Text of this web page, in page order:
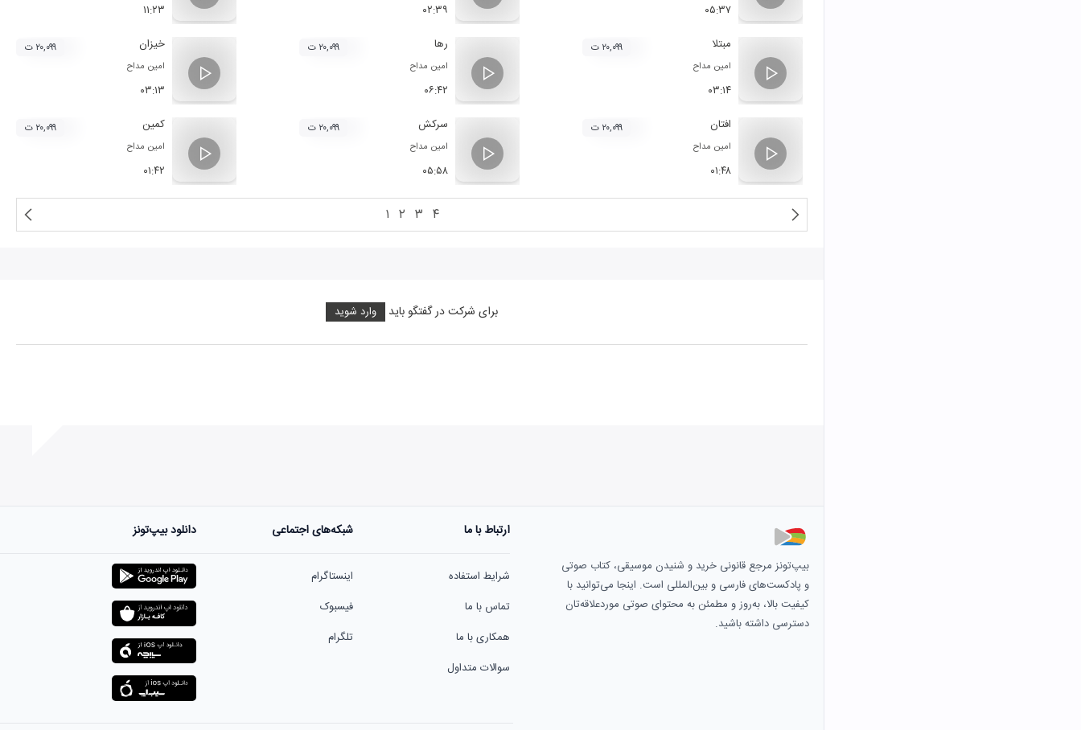
۰۵:۳۷ ۰۲:۳۹ ۱۱:۲۳
مبتلا
امین مداح
۰۳:۱۴
۲۰,۰۹۹ ت رها
امین مداح
۰۶:۴۲
۲۰,۰۹۹ ت خیزان
امین مداح
۰۳:۱۳
۲۰,۰۹۹ ت
افتان
امین مداح
۰۱:۴۸
۲۰,۰۹۹ ت سرکش
امین مداح
۰۵:۵۸
۲۰,۰۹۹ ت کمین
امین مداح
۰۱:۴۲
۲۰,۰۹۹ ت
۱ ۲ ۳ ۴
برای شرکت در گفتگو باید وارد شوید
هنوز نظری به ثبت نرسیده‌است.
بیپ‌تونز مرجع قانونی خرید و شنیدن موسیقی، کتاب صوتی
و پادکست‌های فارسی و بین‌المللی است. اینجا می‌توانید با
کیفیت بالا، به‌روز و مطمئن به محتوای صوتی موردعلاقه‌تان
دسترسی داشته باشید.
ارتباط با ما
شرایط استفاده
تماس با ما
همکاری با ما
سوالات متداول
شبکه‌های اجتماعی
اینستاگرام
فیسبوک
تلگرام
دانلود بیپ‌تونز